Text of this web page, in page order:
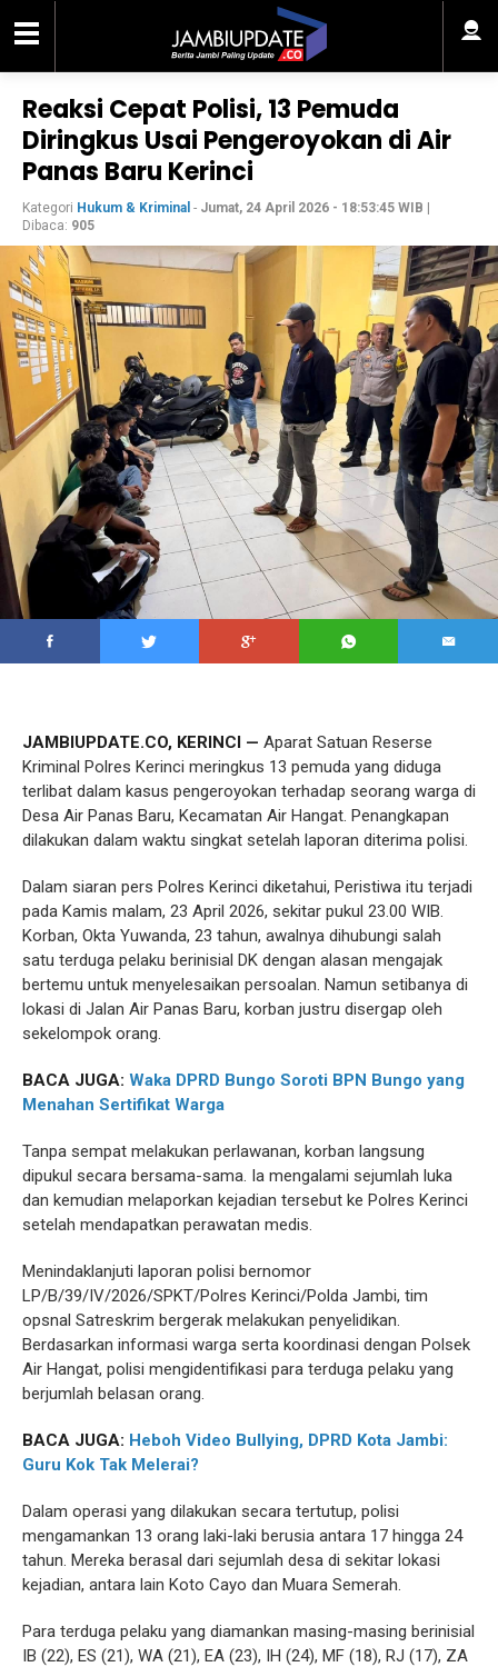
Reaksi Cepat Polisi, 13 Pemuda
Diringkus Usai Pengeroyokan di Air
Panas Baru Kerinci
Kategori Hukum & Kriminal - Jumat, 24 April 2026 - 18:53:45 WIB
Dibaca: 905
JAMBIUPDATE.CO, KERINCI — Aparat Satuan Reserse
Kriminal Polres Kerinci meringkus 13 pemuda yang diduga
terlibat dalam kasus pengeroyokan terhadap seorang warga di
Desa Air Panas Baru, Kecamatan Air Hangat. Penangkapan
dilakukan dalam waktu singkat setelah laporan diterima polisi.
Dalam siaran pers Polres Kerinci diketahui, Peristiwa itu terjadi
pada Kamis malam, 23 April 2026, sekitar pukul 23.00 WIB.
Korban, Okta Yuwanda, 23 tahun, awalnya dihubungi salah
satu terduga pelaku berinisial DK dengan alasan mengajak
bertemu untuk menyelesaikan persoalan. Namun setibanya di
lokasi di Jalan Air Panas Baru, korban justru disergap oleh
sekelompok orang.
BACA JUGA: Waka DPRD Bungo Soroti BPN Bungo yang
Menahan Sertifikat Warga
Tanpa sempat melakukan perlawanan, korban langsung
dipukul secara bersama-sama. Ia mengalami sejumlah luka
dan kemudian melaporkan kejadian tersebut ke Polres Kerinci
setelah mendapatkan perawatan medis.
Menindaklanjuti laporan polisi bernomor
LP/B/39/IV/2026/SPKT/Polres Kerinci/Polda Jambi, tim
opsnal Satreskrim bergerak melakukan penyelidikan.
Berdasarkan informasi warga serta koordinasi dengan Polsek
Air Hangat, polisi mengidentifikasi para terduga pelaku yang
berjumlah belasan orang.
BACA JUGA: Heboh Video Bullying, DPRD Kota Jambi:
Guru Kok Tak Melerai?
Dalam operasi yang dilakukan secara tertutup, polisi
mengamankan 13 orang laki-laki berusia antara 17 hingga 24
tahun. Mereka berasal dari sejumlah desa di sekitar lokasi
kejadian, antara lain Koto Cayo dan Muara Semerah.
Para terduga pelaku yang diamankan masing-masing berinisial
IB (22), ES (21), WA (21), EA (23), IH (24), MF (18), RJ (17), ZA